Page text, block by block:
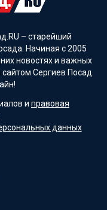
– старейший
Начиная с 2005
новостях и важных
Сергиев Посад
и правовая
данных